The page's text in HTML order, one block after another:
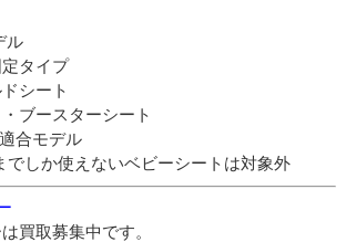
ル
定タイプ
シート
ブースターシート
合モデル
しか使えないベビーシートは対象外
買取募集中です。